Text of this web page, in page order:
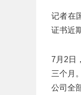
记者在
证书近
7月2日
三个月
公司全